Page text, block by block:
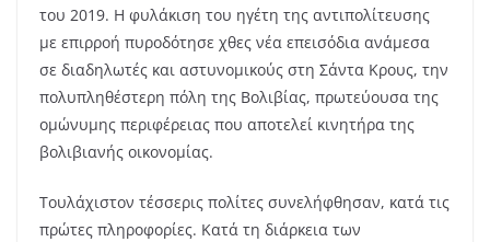
του 2019. Η φυλάκιση του ηγέτη της αντιπολίτευσης
με επιρροή πυροδότησε χθες νέα επεισόδια ανάμεσα
σε διαδηλωτές και αστυνομικούς στη Σάντα Κρους, την
πολυπληθέστερη πόλη της Βολιβίας, πρωτεύουσα της
ομώνυμης περιφέρειας που αποτελεί κινητήρα της
βολιβιανής οικονομίας.
Τουλάχιστον τέσσερις πολίτες συνελήφθησαν, κατά τις
πρώτες πληροφορίες. Κατά τη διάρκεια των